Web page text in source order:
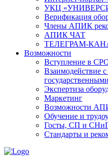
УКЦ
Верификация
Члены АПИК
АПИК ЧАТ
ТЕЛЕГРАМ-
Возможности
Вступление в
Взаимодействие
Экспертиза
Маркетинг
Возможности
Обучение и
Госты, СП и
Стандарты и